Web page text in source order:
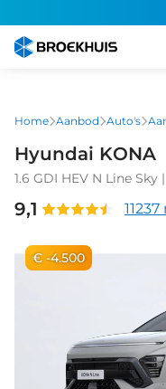
naar
gaan
Home Aanbod Auto's
Hyundai KONA
1.6 GDI HEV N Line
9,1
€ -4.500